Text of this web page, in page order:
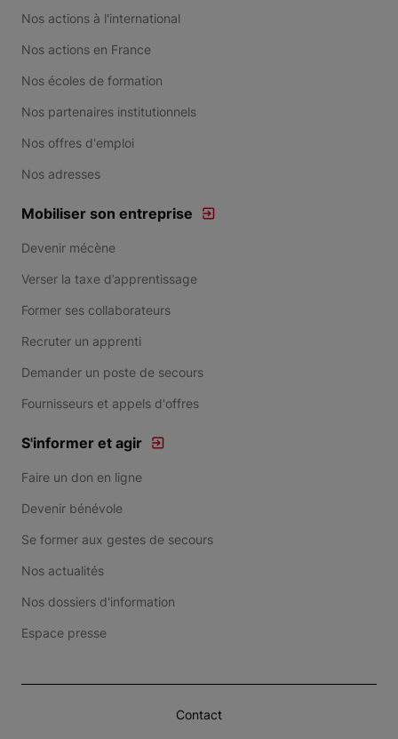
Nos actions à l'international
Nos actions en France
Nos écoles de formation
Nos partenaires institutionnels
Nos offres d'emploi
Nos adresses
Mobiliser son entreprise
Devenir mécène
Verser la taxe d’apprentissage
Former ses collaborateurs
Recruter un apprenti
Demander un poste de secours
Fournisseurs et appels d'offres
S'informer et agir
Faire un don en ligne
Devenir bénévole
Se former aux gestes de secours
Nos actualités
Nos dossiers d'information
Espace presse
Contact